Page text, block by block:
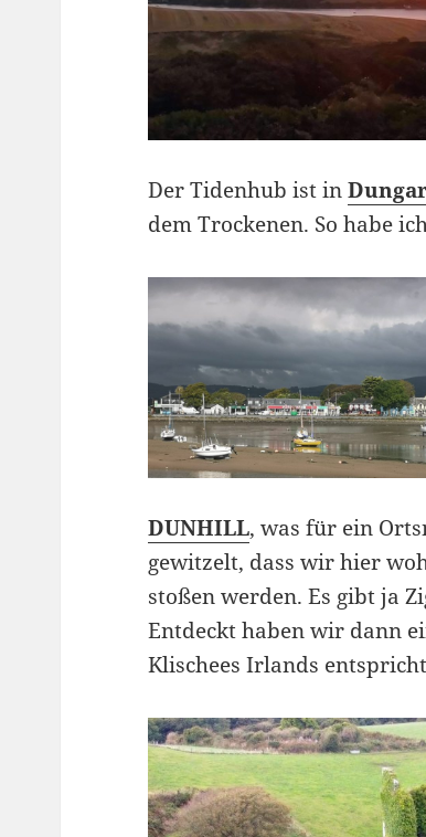
Der Tidenhub ist in
dem Trockenen. So habe
DUNHILL, was für ein
gewitzelt, dass wir hier
stoßen werden. Es gibt ja
Entdeckt haben wir dann
Klischees Irlands